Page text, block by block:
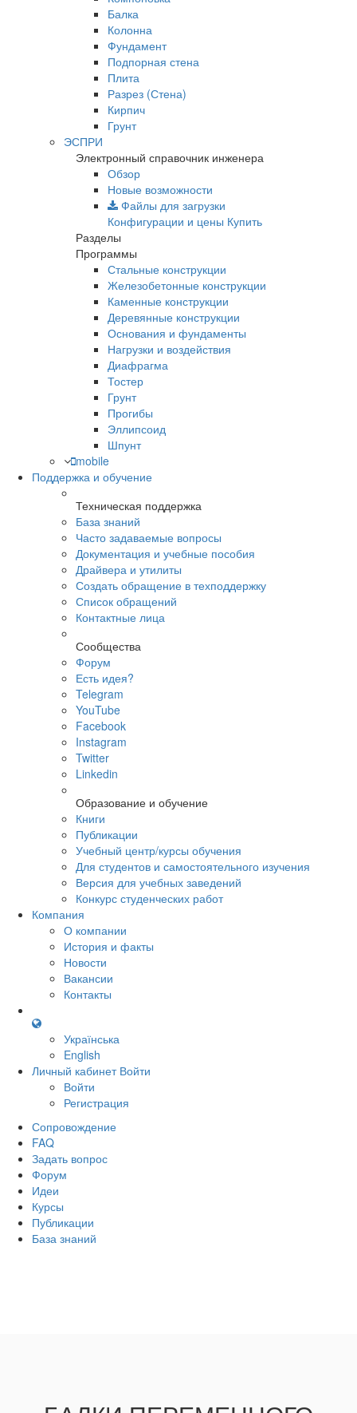
Балка
Колонна
Фундамент
Подпорная стена
Плита
Разрез (Стена)
Кирпич
Грунт
ЭСПРИ
Электронный справочник инженера
Обзор
Новые возможности
Файлы для загрузки
Конфигурации и цены Купить
Разделы
Программы
Стальные конструкции
Железобетонные конструкции
Каменные конструкции
Деревянные конструкции
Основания и фундаменты
Нагрузки и воздействия
Диафрагма
Тостер
Грунт
Прогибы
Эллипсоид
Шпунт
mobile
Поддержка и обучение
Техническая поддержка
База знаний
Часто задаваемые вопросы
Документация и учебные пособия
Драйвера и утилиты
Создать обращение в техподдержку
Список обращений
Контактные лица
Сообщества
Форум
Есть идея?
Telegram
YouTube
Facebook
Instagram
Twitter
Linkedin
Образование и обучение
Книги
Публикации
Учебный центр/курсы обучения
Для студентов и самостоятельного изучения
Версия для учебных заведений
Конкурс студенческих работ
Компания
О компании
История и факты
Новости
Вакансии
Контакты
Українська
English
Личный кабинет Войти
Войти
Регистрация
Сопровождение
FAQ
Задать вопрос
Форум
Идеи
Курсы
Публикации
База знаний